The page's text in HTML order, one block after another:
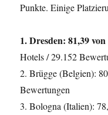
Punkte. Einige
1. Dresden: 81,39
Hotels / 29.152
2. Brügge (Belgien):
Bewertungen
3. Bologna (Italien):